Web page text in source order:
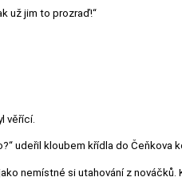
už jim to prozraď!“
věřící.
udeřil kloubem křídla do Čeňkova
nemístné si utahování z